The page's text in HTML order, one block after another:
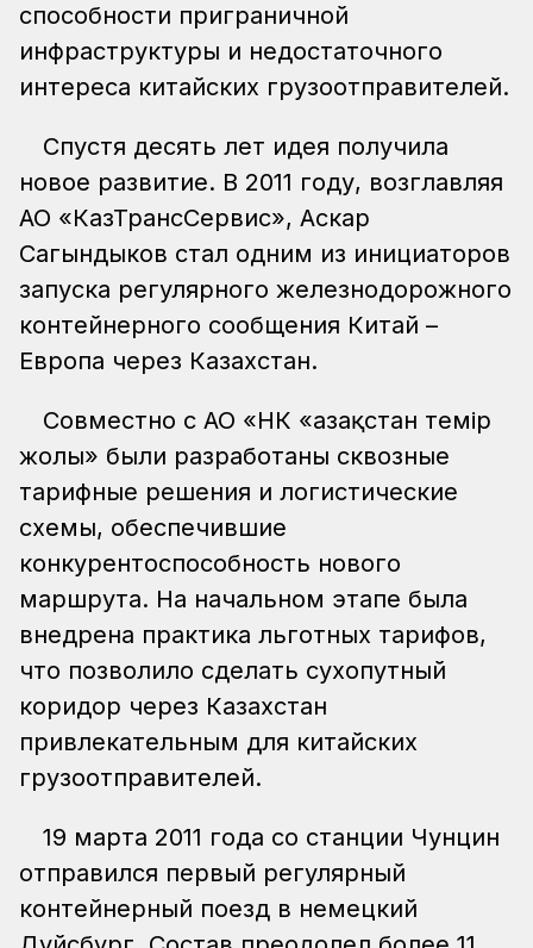
способности приграничной
инфраструктуры и недостаточного
интереса китайских грузоотправителей.
Спустя десять лет идея получила
новое развитие. В 2011 году, возглавляя
АО «КазТрансСервис», Аскар
Сагындыков стал одним из инициаторов
запуска регулярного железнодорожного
контейнерного сообщения Китай –
Европа через Казахстан.
Совместно с АО «НК «Қазақстан темір
жолы» были разработаны сквозные
тарифные решения и логистические
схемы, обеспечившие
конкурентоспособность нового
маршрута. На начальном этапе была
внедрена практика льготных тарифов,
что позволило сделать сухопутный
коридор через Казахстан
привлекательным для китайских
грузоотправителей.
19 марта 2011 года со станции Чунцин
отправился первый регулярный
контейнерный поезд в немецкий